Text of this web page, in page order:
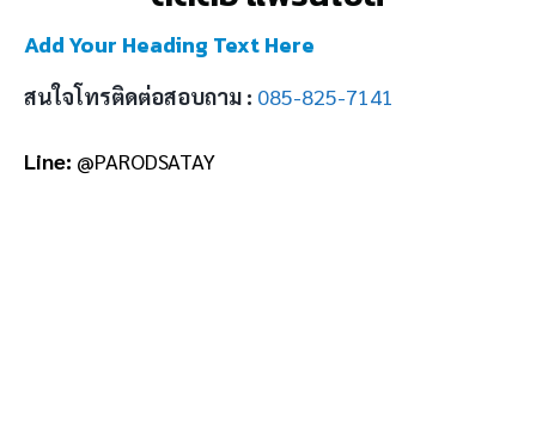
Add Your Heading Text Here
สนใจโทรติดต่อสอบถาม : 085-825-7141
Line: @PARODSATAY